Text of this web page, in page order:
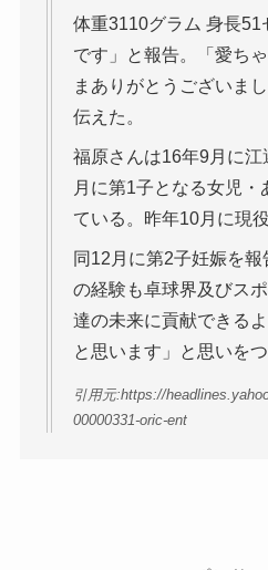
体重3110グラム 身長51
です」と報告。「愛ち
まありがとうございま
伝えた。
福原さんは16年9月に
月に第1子となる女児・
ている。昨年10月に現
同12月に第2子妊娠を
の経験も卓球界及びス
達の未来に貢献できる
と思います」と思いをつ
引用元:https://
00000331-oric-ent